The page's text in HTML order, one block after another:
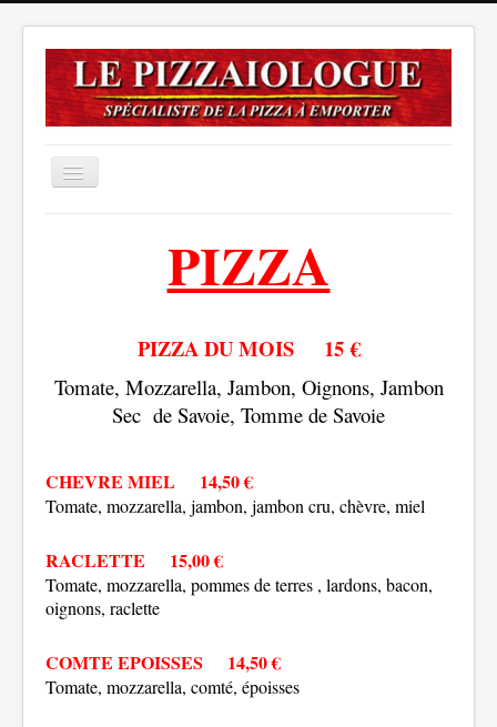
Ouvertures
Nous Trouver
Nous Contacter
PIZZA
PIZZA DU MOIS 15€
Tomate, Mozzarella, Jambon, Oignons, Jambon
Sec de Savoie, Tomme de Savoie
CHEVRE MIEL 14,50 €
Tomate, mozzarella, jambon, jambon cru, chèvre, miel
RACLETTE 15,00 €
Tomate, mozzarella, pommes de terres , lardons, bacon,
oignons, raclette
COMTE EPOISSES 14,50 €
Tomate, mozzarella, comté, époisses